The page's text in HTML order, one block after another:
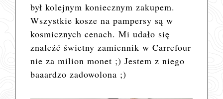
był kolejnym koniecznym zakupem.
Wszystkie kosze na pampersy są w
kosmicznych cenach. Mi udało się
znaleźć świetny zamiennik w Carrefour
nie za milion monet ;) Jestem z niego
baaardzo zadowolona ;)